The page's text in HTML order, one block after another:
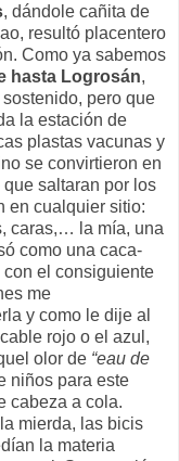
, dándole cañita de
resultó placentero
Como ya sabemos
hasta Logrosán,
pero que
la estación de
plastas vacunas y
se convirtieron en
saltaran por los
en cualquier sitio:
caras,… la mía, una
como una caca-
con el consiguiente
me
y como le dije al
rojo o el azul,
olor de “eau de
niños para este
cabeza a cola.
mierda, las bicis
la materia